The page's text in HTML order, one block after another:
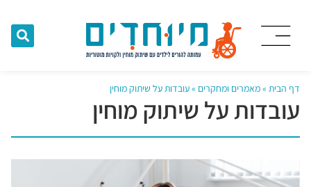
דף הבית »מאמרים ומחקרים »עובדות על שיתוק מוחין
עובדות על שיתוק מוחין